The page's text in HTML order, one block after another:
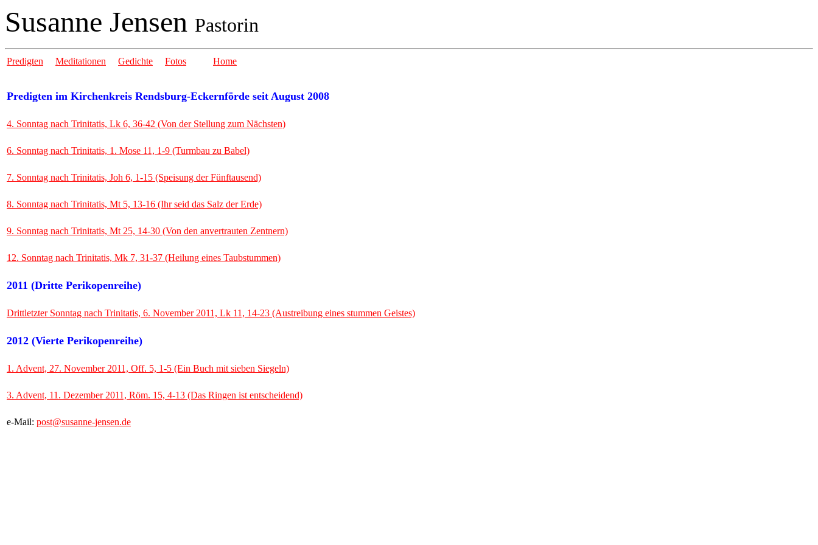
Susanne Jensen Pastorin
Predigten Meditationen Gedichte Fotos Home
Predigten im Kirchenkreis Rendsburg-Eckernförde seit August 2008
4. Sonntag nach Trinitatis, Lk 6, 36-42 (Von der Stellung zum Nächsten)
6. Sonntag nach Trinitatis, 1. Mose 11, 1-9 (Turmbau zu Babel)
7. Sonntag nach Trinitatis, Joh 6, 1-15 (Speisung der Fünftausend)
8. Sonntag nach Trinitatis, Mt 5, 13-16 (Ihr seid das Salz der Erde)
9. Sonntag nach Trinitatis, Mt 25, 14-30 (Von den anvertrauten Zentnern)
12. Sonntag nach Trinitatis, Mk 7, 31-37 (Heilung eines Taubstummen)
2011 (Dritte Perikopenreihe)
Drittletzter Sonntag nach Trinitatis, 6. November 2011, Lk 11, 14-23 (Austreibung eines stummen Geistes)
2012 (Vierte Perikopenreihe)
1. Advent, 27. November 2011, Off. 5, 1-5 (Ein Buch mit sieben Siegeln)
3. Advent, 11. Dezember 2011, Röm. 15, 4-13 (Das Ringen ist entscheidend)
e-Mail: post@susanne-jensen.de